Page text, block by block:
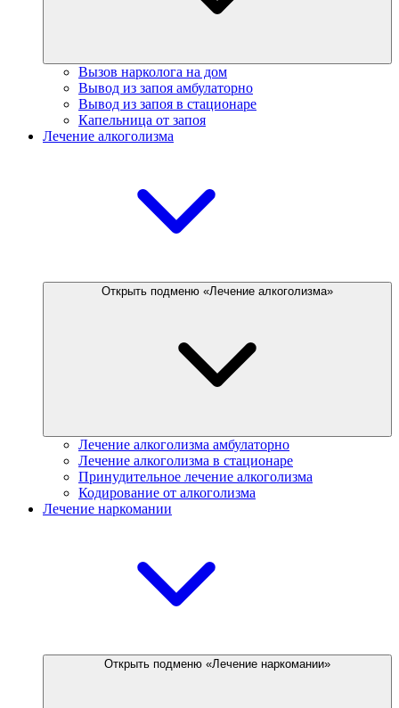
Вызов нарколога на дом
Вывод из запоя амбулаторно
Вывод из запоя в стационаре
Капельница от запоя
Лечение алкоголизма
Открыть подменю «Лечение алкоголизма»
Лечение алкоголизма амбулаторно
Лечение алкоголизма в стационаре
Принудительное лечение алкоголизма
Кодирование от алкоголизма
Лечение наркомании
Открыть подменю «Лечение наркомании»